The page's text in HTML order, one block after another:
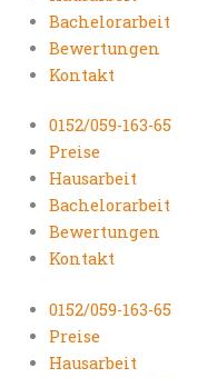
Bachelorarbeit
Bewertungen
Kontakt
0152/059-163-65
Preise
Hausarbeit
Bachelorarbeit
Bewertungen
Kontakt
0152/059-163-65
Preise
Hausarbeit